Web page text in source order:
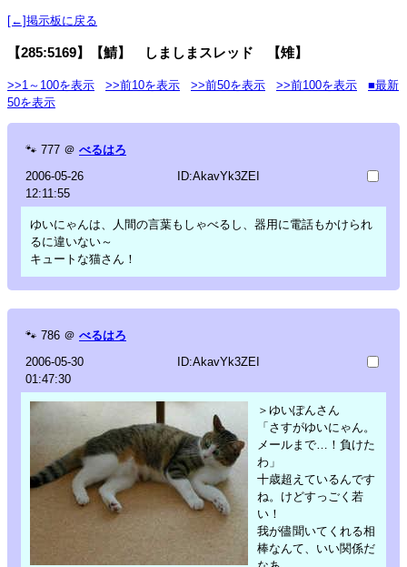
[←]掲示板に戻る
【285:5169】【鯖】 しましまスレッド 【雉】
>>1～100を表示 >>前10を表示 >>前50を表示 >>前100を表示
■最新
50を表示
🐾 777 ＠ べるはろ
2006-05-26
12:11:55
ID:AkavYk3ZEI
ゆいにゃんは、人間の言葉もしゃべるし、器用に電話もかけられ
るに違いない～
キュートな猫さん！
🐾 786 ＠ べるはろ
2006-05-30
01:47:30
ID:AkavYk3ZEI
＞ゆいぽんさん
「さすがゆいにゃん。
メールまで…！負けた
わ」
十歳超えているんです
ね。けどすっごく若
い！
我が儘聞いてくれる相
棒なんて、いい関係だ